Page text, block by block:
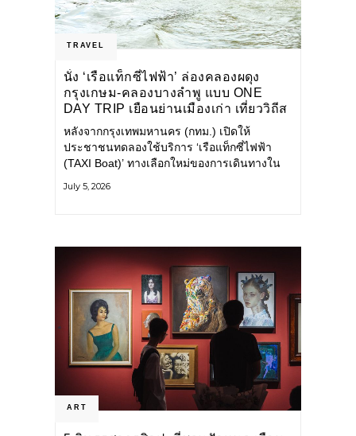
TRAVEL
นั่ง ‘เรือแท็กซี่ไฟฟ้า’ ล่องคลองผดุง
กรุงเกษม-คลองบางลำพู แบบ ONE
DAY TRIP เยือนย่านเมืองเก่า เที่ยววิถีส
โลว์ไลฟ์แบบรักษ์โลก
หลังจากกรุงเทพมหานคร (กทม.) เปิดให้
ประชาชนทดลองใช้บริการ ‘เรือแท็กซี่ไฟฟ้า
(TAXI Boat)’ ทางเลือกใหม่ของการเดินทางใน
แวดล้อม ผ่านแอปพลิเคชัน MuvMi (มูฟมี)
July 5, 2026
ART